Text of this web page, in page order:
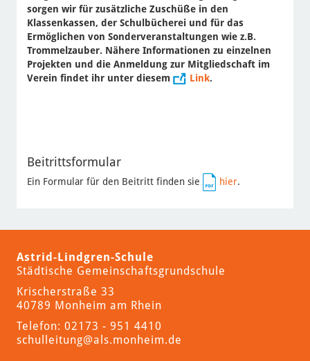
sorgen wir für zusätzliche Zuschüße in den
Klassenkassen, der Schulbücherei und für das
Ermöglichen von Sonderveranstaltungen wie z.B.
Trommelzauber. Nähere Informationen zu einzelnen
Projekten und die Anmeldung zur Mitgliedschaft im
Verein findet ihr unter diesem
Link.
Beitrittsformular
Ein Formular für den Beitritt finden sie hier.
Astrid-Lindgren-Schule
Städtische Gemeinschaftsgrundschule
Krischerstraße 33
40789 Monheim am Rhein
Telefon: 02173 - 951 4410
schulleitung@als.monheim.de